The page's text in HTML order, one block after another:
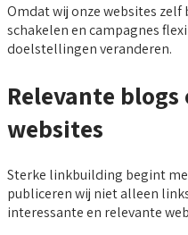
Omdat wij onze websites zelf
schakelen en campagnes
doelstellingen veranderen.
Relevante
websites
Sterke linkbuilding begint
publiceren wij niet alleen
interessante en relevante